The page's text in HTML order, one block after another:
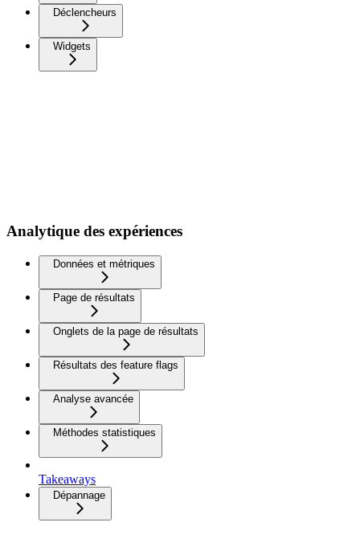
Déclencheurs
Widgets
Analytique des expériences
Données et métriques
Page de résultats
Onglets de la page de résultats
Résultats des feature flags
Analyse avancée
Méthodes statistiques
Takeaways
Dépannage